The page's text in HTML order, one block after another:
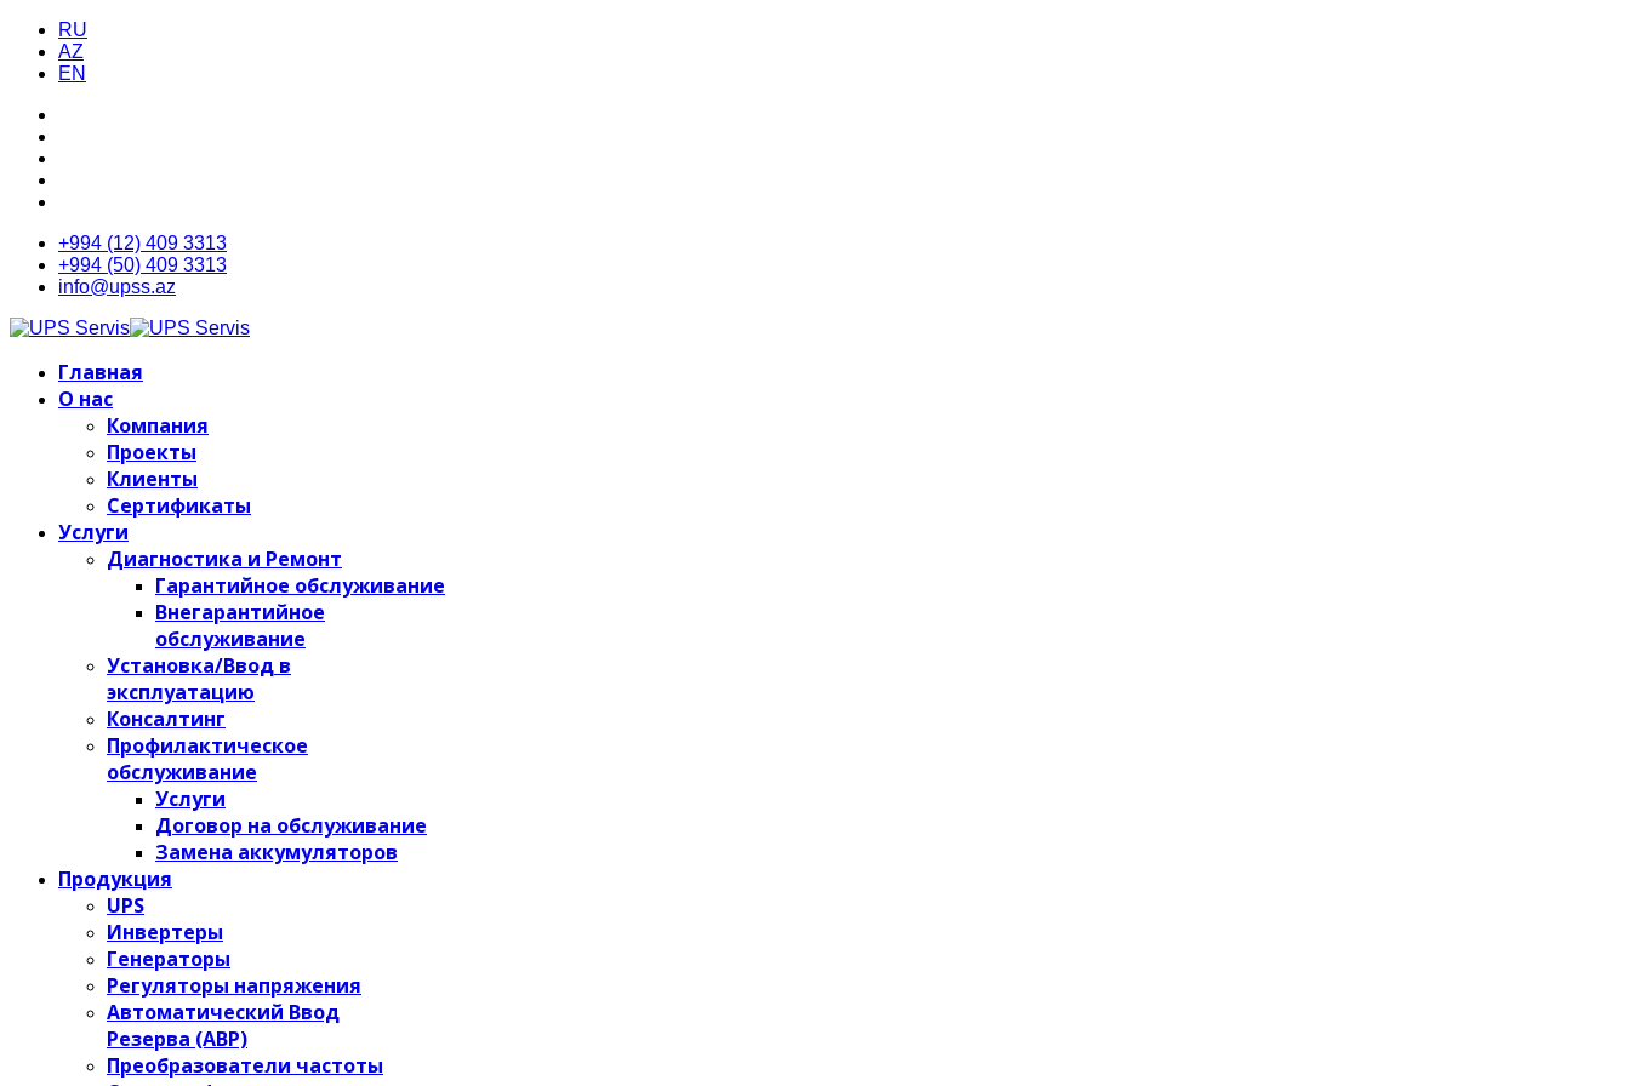
RU
AZ
EN
+994 (12) 409 3313
+994 (50) 409 3313
info@upss.az
Главная
О нас
Компания
Проекты
Клиенты
Сертификаты
Услуги
Диагностика и Ремонт
Гарантийное обслуживание
Внегарантийное
обслуживание
Установка/Ввод в
эксплуатацию
Консалтинг
Профилактическое
обслуживание
Услуги
Договор на обслуживание
Замена аккумуляторов
Продукция
UPS
Инвертеры
Генераторы
Регуляторы напряжения
Автоматический Ввод
Резерва (АВР)
Преобразователи частоты